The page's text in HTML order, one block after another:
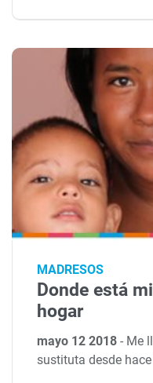
MADRESOS
Donde está
hogar
mayo 12 2018- Me
sustituta desde